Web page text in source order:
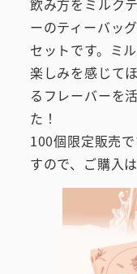
飲み方をミルク
ーのティーバッ
セットです。ミ
楽しみを感じて
るフレーバーを
た！
100個限定販売
すので、ご購入